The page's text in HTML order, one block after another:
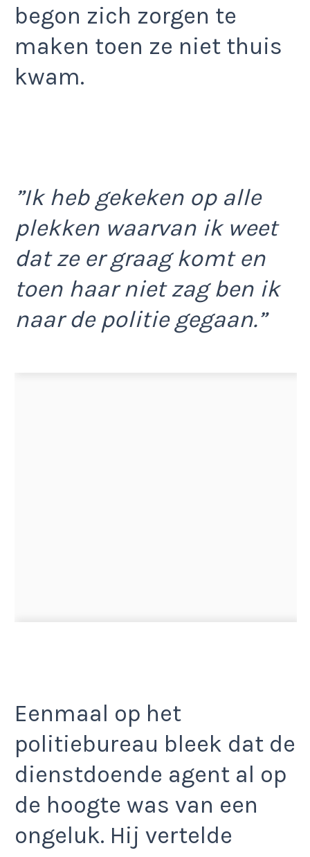
begon zich zorgen te
maken toen ze niet thuis
kwam.
”Ik heb gekeken op alle
plekken waarvan ik weet
dat ze er graag komt en
toen haar niet zag ben ik
naar de politie gegaan.”
Eenmaal op het
politiebureau bleek dat de
dienstdoende agent al op
de hoogte was van een
ongeluk. Hij vertelde